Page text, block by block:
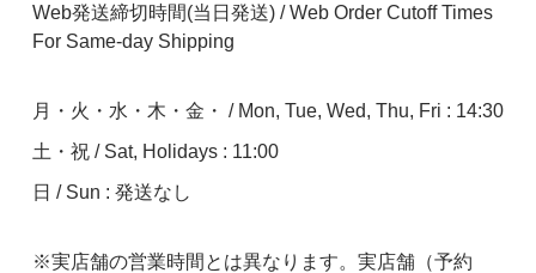
Web発送締切時間(当日発送) / Web Order Cutoff Times
For Same-day Shipping
月・火・水・木・金・ / Mon, Tue, Wed, Thu, Fri : 14:30
土・祝 / Sat, Holidays : 11:00
日 / Sun : 発送なし
※実店舗の営業時間とは異なります。実店舗（予約